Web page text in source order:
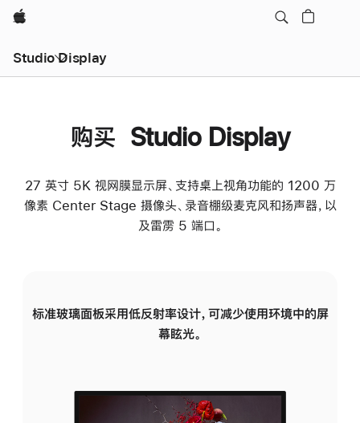
Apple
Studio Display
购买 Studio Display
27 英寸 5K 视网膜显示屏、支持桌上视角功能的 1200 万
像素 Center Stage 摄像头、录音棚级麦克风和扬声器，以
及雷雳 5 端口。
标准玻璃面板采用低反射率设计，可减少使用环境中的屏
幕眩光。